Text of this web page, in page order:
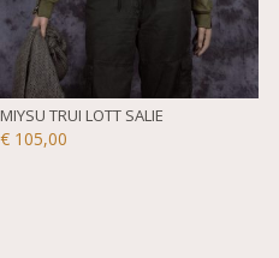
MIYSU TRUI LOTT SALIE
€ 105,00